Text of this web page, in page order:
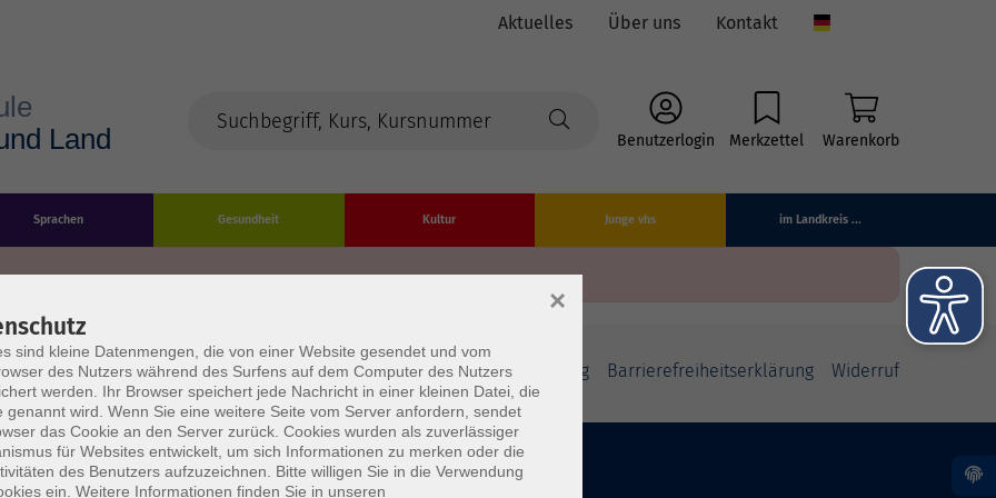
Aktuelles Über uns Kontakt
Benutzerlogin Merkzettel Warenkorb
Sprachen Gesundheit Kultur Junge vhs im Landkreis ...
Impressum Datenschutzerklärung AGB/Widerrufsbelehrung Barrierefreiheitserklärung Widerruf
sind kleine Datenmengen, die von einer Website gesendet und vom
des Nutzers während des Surfens auf dem Computer des Nutzers
werden. Ihr Browser speichert jede Nachricht in einer kleinen Datei, die
genannt wird. Wenn Sie eine weitere Seite vom Server anfordern, sendet
das Cookie an den Server zurück. Cookies wurden als zuverlässiger
für Websites entwickelt, um sich Informationen zu merken oder die
des Benutzers aufzuzeichnen. Bitte willigen Sie in die Verwendung
ein. Weitere Informationen finden Sie in unseren
×